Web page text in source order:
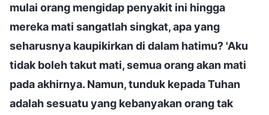
mulai orang mengidap penyakit ini hingga
mereka mati sangatlah singkat, apa yang
seharusnya kaupikirkan di dalam hatimu? 'Aku
tidak boleh takut mati, semua orang akan mati
pada akhirnya. Namun, tunduk kepada Tuhan
adalah sesuatu yang kebanyakan orang tak